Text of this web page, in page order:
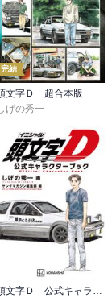
完結
文字Ｄ 超合本版
げの秀一